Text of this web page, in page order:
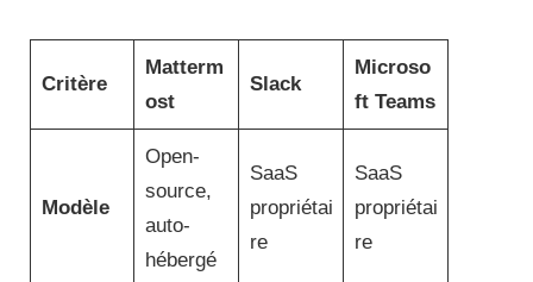
Critère
Matterm
ost
Slack
Microso
ft Teams
Modèle
Open-
source,
auto-
hébergé
SaaS
propriétai
re
SaaS
propriétai
re